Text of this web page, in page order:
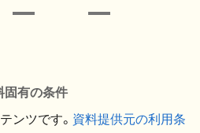
固有の条件
ンツです。 資料提供元の利用条